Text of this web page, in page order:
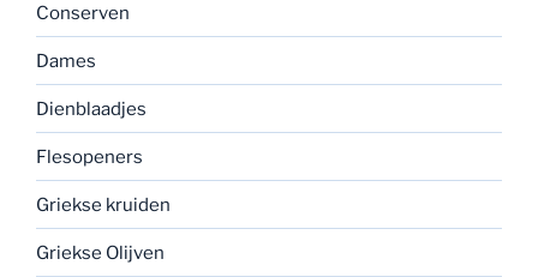
Conserven
Dames
Dienblaadjes
Flesopeners
Griekse kruiden
Griekse Olijven